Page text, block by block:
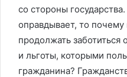
со стороны
оправдывает, то
продолжать заботиться
и льготы, которыми
гражданина?